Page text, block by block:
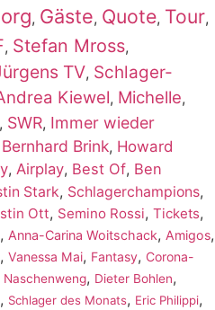
, Gäste, Quote, Tour,
, Stefan Mross,
TV, Schlager-
Kiewel, Michelle,
, SWR, Immer wieder
Bernhard Brink, Howard
, Airplay, Best Of, Ben
Stark, Schlagerchampions,
Ott, Semino Rossi, Tickets,
, Anna-Carina Woitschack, Amigos,
, Vanessa Mai, Fantasy, Corona-
Naschenweng, Dieter Bohlen,
, Schlager des Monats, Eric Philippi,